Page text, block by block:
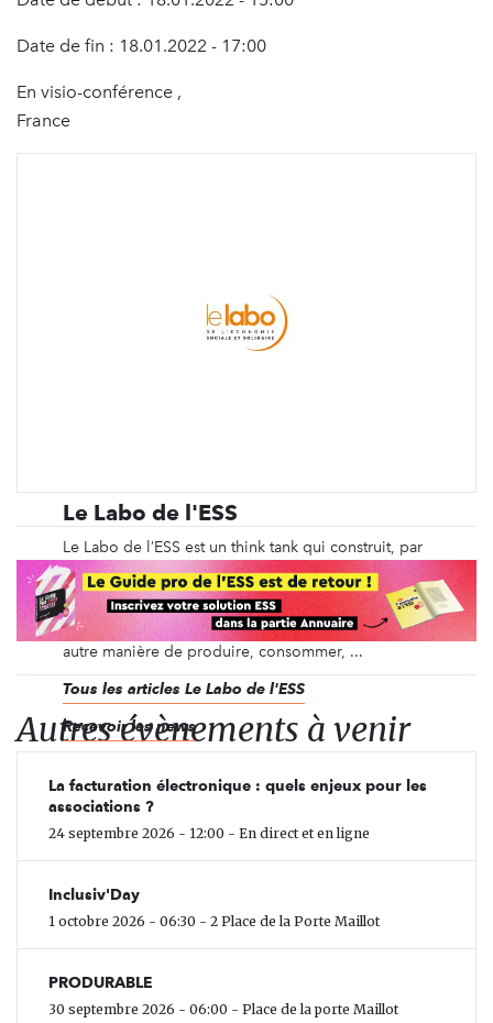
Date de fin : 18.01.2022 - 17:00
En visio-conférence ,
France
Le Labo de l'ESS
Le Labo de l’ESS est un think tank qui construit, par
un travail collaboratif, des axes structurants de
l’Économie Sociale et Solidaire (ESS) à partir
d’initiatives concrètes, innovantes et inspirantes
issues des territoires. Ces dernières proposent une
autre manière de produire, consommer, ...
Tous les articles Le Labo de l'ESS
Recevoir les news
Autres évènements à venir
La facturation électronique : quels enjeux pour les
associations ?
24 septembre 2026 - 12:00 - En direct et en ligne
Inclusiv'Day
1 octobre 2026 - 06:30 - 2 Place de la Porte Maillot
PRODURABLE
30 septembre 2026 - 06:00 - Place de la porte Maillot